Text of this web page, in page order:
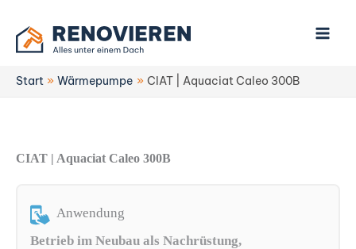
Inhalt
springen
Start Wärmepumpe CIAT | Aquaciat Caleo 300B
CIAT | Aquaciat Caleo 300B
Anwendung
Betrieb im Neubau als Nachrüstung,